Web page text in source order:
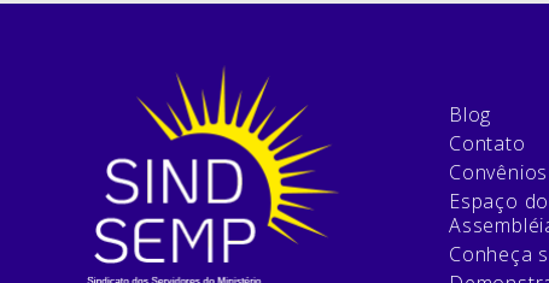
Blog
Contato
Convênios
Espaço
Conheça